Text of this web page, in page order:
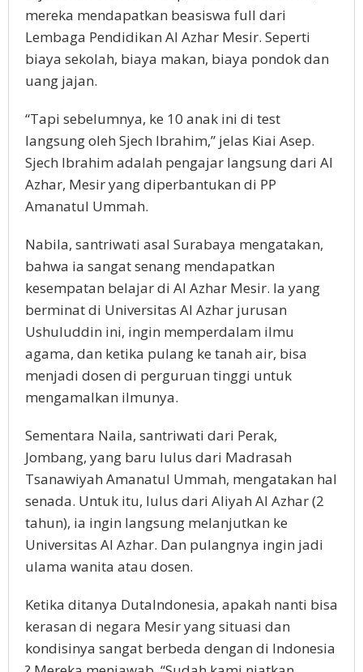
mereka mendapatkan beasiswa full dari
Lembaga Pendidikan Al Azhar Mesir. Seperti
biaya sekolah, biaya makan, biaya pondok dan
uang jajan.
“Tapi sebelumnya, ke 10 anak ini di test
langsung oleh Sjech Ibrahim,” jelas Kiai Asep.
Sjech Ibrahim adalah pengajar langsung dari Al
Azhar, Mesir yang diperbantukan di PP
Amanatul Ummah.
Nabila, santriwati asal Surabaya mengatakan,
bahwa ia sangat senang mendapatkan
kesempatan belajar di Al Azhar Mesir. Ia yang
berminat di Universitas Al Azhar jurusan
Ushuluddin ini, ingin memperdalam ilmu
agama, dan ketika pulang ke tanah air, bisa
menjadi dosen di perguruan tinggi untuk
mengamalkan ilmunya.
Sementara Naila, santriwati dari Perak,
Jombang, yang baru lulus dari Madrasah
Tsanawiyah Amanatul Ummah, mengatakan hal
senada. Untuk itu, lulus dari Aliyah Al Azhar (2
tahun), ia ingin langsung melanjutkan ke
Universitas Al Azhar. Dan pulangnya ingin jadi
ulama wanita atau dosen.
Ketika ditanya DutaIndonesia, apakah nanti bisa
kerasan di negara Mesir yang situasi dan
kondisinya sangat berbeda dengan di Indonesia